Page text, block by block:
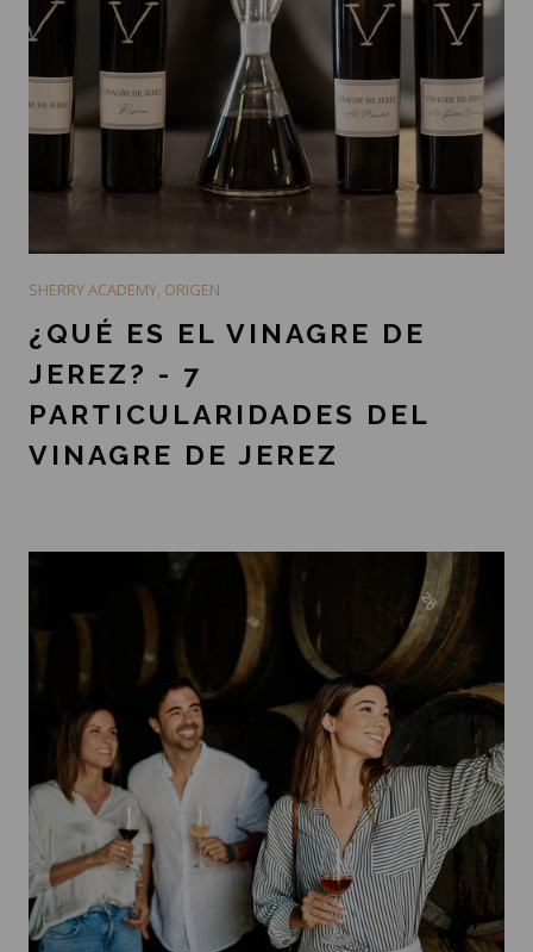
SHERRY ACADEMY, ORIGEN
¿QUÉ ES EL VINAGRE DE
JEREZ? - 7
PARTICULARIDADES DEL
VINAGRE DE JEREZ